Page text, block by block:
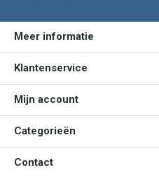
Meer informatie
Klantenservice
Mijn account
Categorieën
Contact